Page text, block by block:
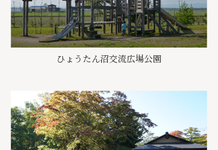
ひょうたん沼交流広場公園